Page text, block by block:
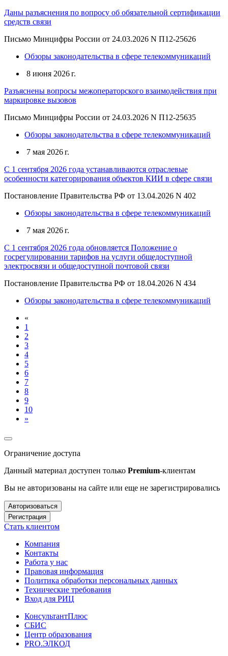
Даны разъяснения по вопросу об обязательной сертификации
средств связи
Письмо Минцифры России от 24.03.2026 N П12-25626
Обзоры законодательства в сфере телекоммуникаций
8 июня 2026 г.
Разъяснены вопросы межоператорского взаимодействия при
маркировке вызовов
Письмо Минцифры России от 24.03.2026 N П12-25635
Обзоры законодательства в сфере телекоммуникаций
7 мая 2026 г.
С 1 сентября 2026 года устанавливаются отраслевые
особенности категорирования объектов КИИ в сфере связи
Постановление Правительства РФ от 13.04.2026 N 402
Обзоры законодательства в сфере телекоммуникаций
7 мая 2026 г.
С 1 сентября 2026 года обновляется Положение о
госрегулировании тарифов на услуги общедоступной
электросвязи и общедоступной почтовой связи
Постановление Правительства РФ от 18.04.2026 N 434
Обзоры законодательства в сфере телекоммуникаций
«
1
2
3
4
5
6
7
8
9
10
»
Ограничение доступа
Данный материал доступен только Premium-клиентам
Вы не авторизованы на сайте или еще не зарегистрировались
Авторизоваться
Регистрация
Стать клиентом
Компания
Контакты
Работа у нас
Правовая информация
Политика обработки персональных данных
Технические требования
Вход для РИЦ
КонсультантПлюс
СБИС
Центр образования
PRO.ЭЛКОД